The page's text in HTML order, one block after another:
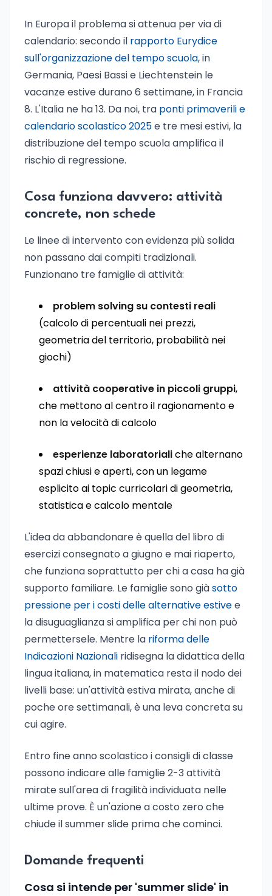
In Europa il problema si attenua per via di
calendario: secondo il rapporto Eurydice
sull'organizzazione del tempo scuola, in
Germania, Paesi Bassi e Liechtenstein le
vacanze estive durano 6 settimane, in Francia
8. L'Italia ne ha 13. Da noi, tra ponti primaverili e
calendario scolastico 2025e tre mesi estivi, la
distribuzione del tempo scuola amplifica il
rischio di regressione.
Cosa funziona davvero: attività
concrete, non schede
Le linee di intervento con evidenza più solida
non passano dai compiti tradizionali.
Funzionano tre famiglie di attività:
problem solving su contesti reali
(calcolo di percentuali nei prezzi,
geometria del territorio, probabilità nei
giochi)
attività cooperative in piccoli gruppi,
che mettono al centro il ragionamento e
non la velocità di calcolo
esperienze laboratorialiche alternano
spazi chiusi e aperti, con un legame
esplicito ai topic curricolari di geometria,
statistica e calcolo mentale
L'idea da abbandonare è quella del libro di
esercizi consegnato a giugno e mai riaperto,
che funziona soprattutto per chi a casa ha già
supporto familiare. Le famiglie sono giàsotto
pressione per i costi delle alternative estivee
la disuguaglianza si amplifica per chi non può
permettersele. Mentre la riforma delle
Indicazioni Nazionali ridisegna la didattica della
lingua italiana, in matematica resta il nodo dei
livelli base: un'attività estiva mirata, anche di
poche ore settimanali, è una leva concreta su
cui agire.
Entro fine anno scolastico i consigli di classe
possono indicare alle famiglie 2-3 attività
mirate sull'area di fragilità individuata nelle
ultime prove. È un'azione a costo zero che
chiude il summer slide prima che cominci.
Domande frequenti
Cosa si intende per 'summer slide' in